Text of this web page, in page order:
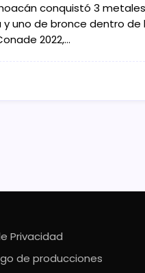
conquistó 3
uno de bronce dentro de
2022,…
Privacidad
de producciones